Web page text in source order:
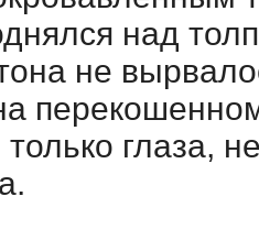
над
не
глаза,